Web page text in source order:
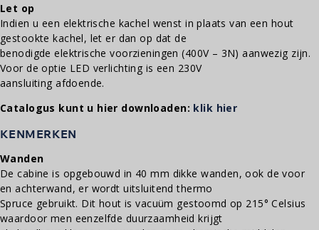
Let op
Indien u een elektrische kachel wenst in plaats van een hout
gestookte kachel, let er dan op dat de
benodigde elektrische voorzieningen (400V – 3N) aanwezig zijn.
Voor de optie LED verlichting is een 230V
aansluiting afdoende.
Catalogus kunt u hier downloaden: klik hier
KENMERKEN
Wanden
De cabine is opgebouwd in 40 mm dikke wanden, ook de voor
en achterwand, er wordt uitsluitend thermo
Spruce gebruikt. Dit hout is vacuüm gestoomd op 215° Celsius
waardoor men eenzelfde duurzaamheid krijgt